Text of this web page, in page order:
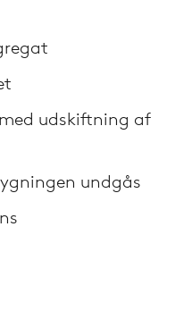
udskiftning af
undgås